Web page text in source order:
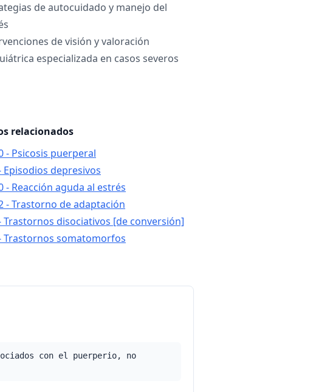
de autocuidado y manejo del
de visión y valoración
especializada en casos severos
relacionados
- Psicosis puerperal
Episodios depresivos
- Reacción aguda al estrés
- Trastorno de adaptación
Trastornos disociativos [de conversión]
Trastornos somatomorfos
con el puerperio, no